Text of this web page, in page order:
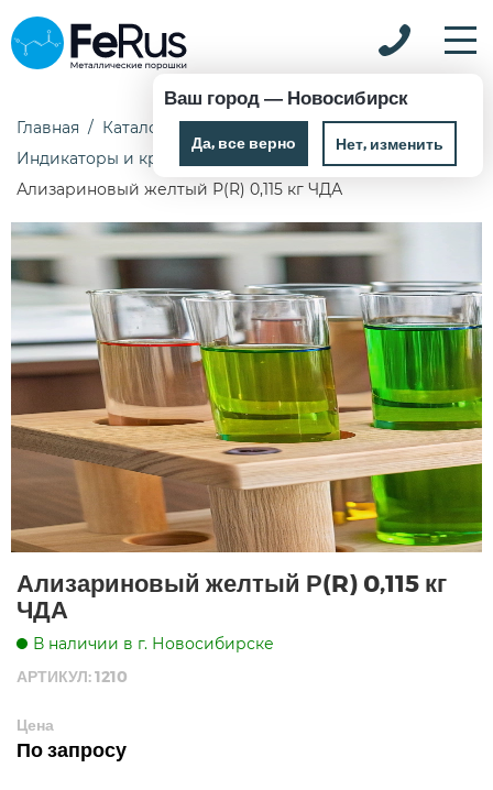
Ваш город — Новосибирск
Да, все верно Нет, изменить
Главная Каталог
Химические реактивы
Индикаторы и красители
Ализариновый желтый Р(R) 0,115 кг ЧДА
Ализариновый желтый Р(R) 0,115 кг
ЧДА
В наличии в г. Новосибирске
АРТИКУЛ: 1210
Цена
По запросу